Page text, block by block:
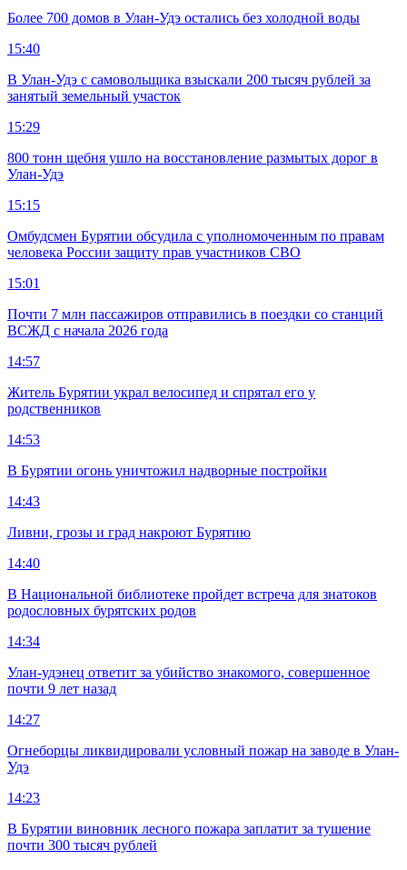
Более 700 домов в Улан-Удэ остались без холодной воды
15:40
В Улан-Удэ с самовольщика взыскали 200 тысяч рублей за
занятый земельный участок
15:29
800 тонн щебня ушло на восстановление размытых дорог в
Улан-Удэ
15:15
Омбудсмен Бурятии обсудила с уполномоченным по правам
человека России защиту прав участников СВО
15:01
Почти 7 млн пассажиров отправились в поездки со станций
ВСЖД с начала 2026 года
14:57
Житель Бурятии украл велосипед и спрятал его у
родственников
14:53
В Бурятии огонь уничтожил надворные постройки
14:43
Ливни, грозы и град накроют Бурятию
14:40
В Национальной библиотеке пройдет встреча для знатоков
родословных бурятских родов
14:34
Улан-удэнец ответит за убийство знакомого, совершенное
почти 9 лет назад
14:27
Огнеборцы ликвидировали условный пожар на заводе в Улан-
Удэ
14:23
В Бурятии виновник лесного пожара заплатит за тушение
почти 300 тысяч рублей